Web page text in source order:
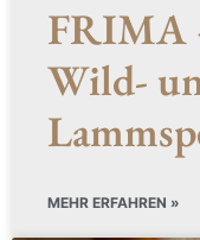
FRIMA
Wild-
MEHR ERFAHREN »